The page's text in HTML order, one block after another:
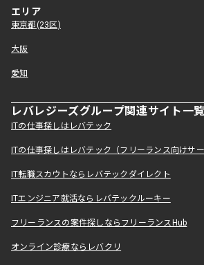
エリア
東京都(23区)
大阪
愛知
レバレジーズグループ関連サイト一覧
ITの仕事探しはレバテック
ITの仕事探しはレバテック（フリーランス向けサー
IT転職スカウトならレバテックダイレクト
ITエンジニア就活ならレバテックルーキー
フリーランスの案件探しならフリーランスHub
オンライン診療ならレバクリ